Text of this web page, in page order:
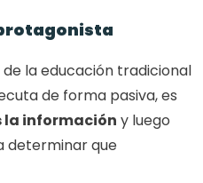
la educación tradicional
de forma pasiva, es
la información y luego
determinar que